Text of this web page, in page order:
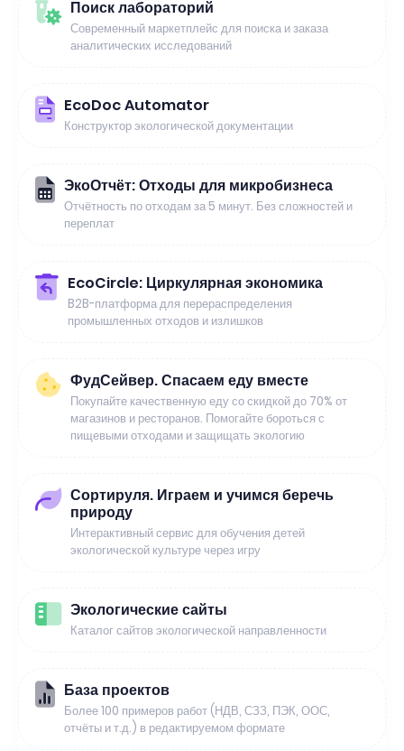
Поиск лабораторий
Современный маркетплейс для поиска и заказа
аналитических исследований
EcoDoc Automator
Конструктор экологической документации
ЭкоОтчёт: Отходы для микробизнеса
Отчётность по отходам за 5 минут. Без сложностей и
переплат
EcoCircle: Циркулярная экономика
B2B-платформа для перераспределения
промышленных отходов и излишков
ФудСейвер. Спасаем еду вместе
Покупайте качественную еду со скидкой до 70% от
магазинов и ресторанов. Помогайте бороться с
пищевыми отходами и защищать экологию
Сортируля. Играем и учимся беречь
природу
Интерактивный сервис для обучения детей
экологической культуре через игру
Экологические сайты
Каталог сайтов экологической направленности
База проектов
Более 100 примеров работ (НДВ, СЗЗ, ПЭК, ООС,
отчёты и т.д.) в редактируемом формате